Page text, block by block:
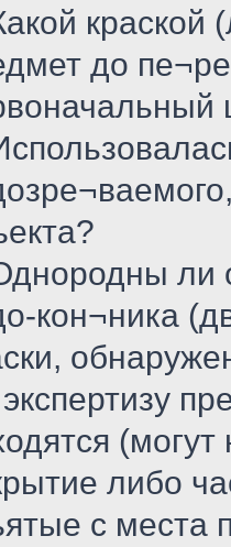
до
ли
кон¬ника
либо
с места